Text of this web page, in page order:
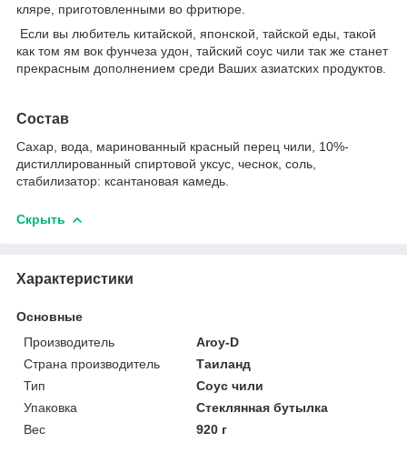
кляре, приготовленными во фритюре.
Если вы любитель китайской, японской, тайской еды, такой
как том ям вок фунчеза удон, тайский соус чили так же станет
прекрасным дополнением среди Ваших азиатских продуктов.
Состав
Сахар, вода, маринованный красный перец чили, 10%-
дистиллированный спиртовой уксус, чеснок, соль,
стабилизатор: ксантановая камедь.
Скрыть
Характеристики
Основные
Производитель
Aroy-D
Страна производитель
Таиланд
Тип
Соус чили
Упаковка
Стеклянная бутылка
Вес
920 г